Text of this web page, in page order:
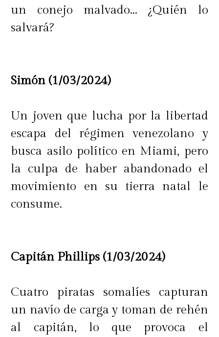
un conejo malvado... ¿Quién lo
salvará?
Simón (1/03/2024)
Un joven que lucha por la libertad
escapa del régimen venezolano y
busca asilo político en Miami, pero
la culpa de haber abandonado el
movimiento en su tierra natal le
consume.
Capitán Phillips (1/03/2024)
Cuatro piratas somalíes capturan
un navío de carga y toman de rehén
al capitán, lo que provoca el